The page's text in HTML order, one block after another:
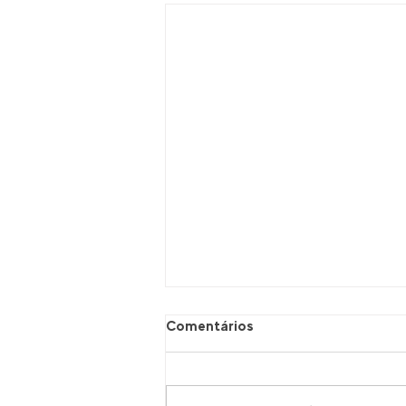
Comentários